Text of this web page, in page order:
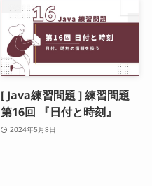
[ Java練習問題 ] 練習問題
第16回 『日付と時刻』
2024年5月8日